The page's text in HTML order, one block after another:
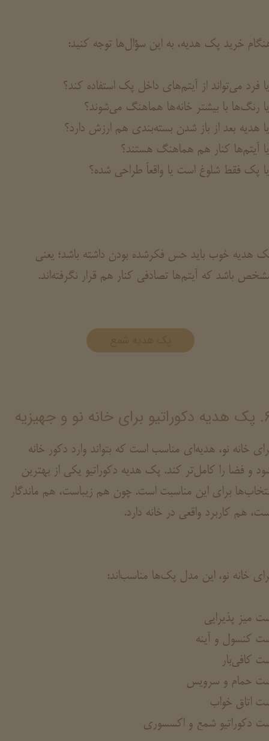
خرید پک هدیه، به این سؤال‌ها توجه کنید:
فرد می‌تواند از آیتم‌های داخل پک استفاده کند؟
رنگ‌ها با بیشتر خانه‌ها هماهنگ می‌شوند؟
هدیه بعد از باز شدن بسته‌بندی هم ارزش دارد؟
آیتم‌ها کنار هم هماهنگ هستند؟
پک فقط شلوغ است یا واقعاً طراحی شده؟
هدیه خوب باید حس فکرشده بودن داشته باشد؛ یعنی
باشد که آیتم‌ها تصادفی کنار هم قرار نگرفته‌اند.
نو و جهیزیه
خانه نو، هدیه‌ای مناسب است که بتواند وارد دکور خانه
و فضا را کامل‌تر کند. پک هدیه دکوراتیو یکی از بهترین
برای این مناسبت است. چون هم زیباست، هم ماندگار
هم کاربرد واقعی در خانه دارد.
خانه نو، این مدل پک‌ها مناسب‌اند:
میز پذیرایی
کنسول و آینه
کافی‌بار
حمام و سرویس
اتاق خواب
دکوراتیو شمع و اکسسوری